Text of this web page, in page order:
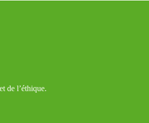
de l’éthique.